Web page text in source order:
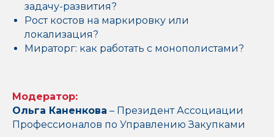
задачу-развития?
Рост костов на маркировку или
локализация?
Мираторг: как работать с монополистами?
Модератор:
Ольга Каненкова – Президент Ассоциации
Профессионалов по Управлению Закупками